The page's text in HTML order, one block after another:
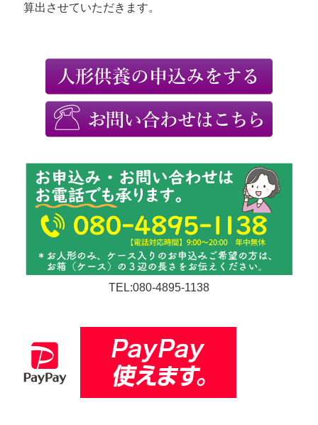
算出させていただきます。
TEL:080-4895-1138